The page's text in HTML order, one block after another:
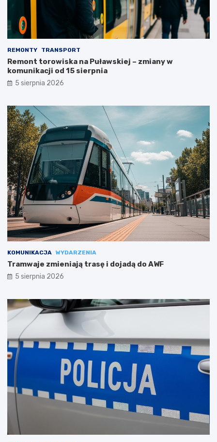
REMONTY TRANSPORT
Remont torowiska na Puławskiej – zmiany w
komunikacji od 15 sierpnia
5 sierpnia 2026
KOMUNIKACJA WYDARZENIA
Tramwaje zmieniają trasę i dojadą do AWF
5 sierpnia 2026